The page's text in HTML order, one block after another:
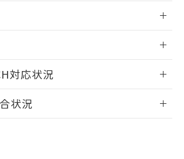
できます。
ログイン/会員登録
対応状況
事項・凡例
状況
過去に遡って非含有を証明する
りません。
指令のフタル酸エステル類４
対応品が混在することから備考
を記載しておりました。
にて対応品への在庫切替を完了
ことから、特段のことがない限
年1月12日より割愛しておりま